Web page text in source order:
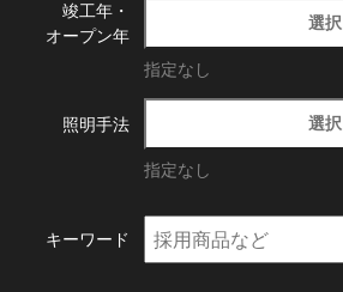
竣工年・
オープン年
選択
指定なし
照明手法 選択
指定なし
キーワード